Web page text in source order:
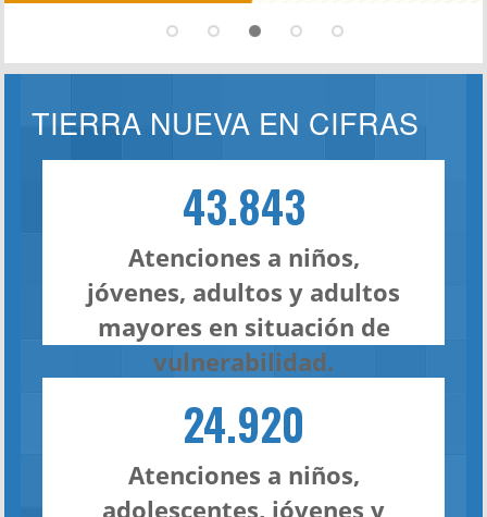
TIERRA NUEVA EN CIFRAS
43.843
Atenciones a niños,
jóvenes, adultos y adultos
mayores en situación de
vulnerabilidad.
24.920
Atenciones a niños,
adolescentes, jóvenes y